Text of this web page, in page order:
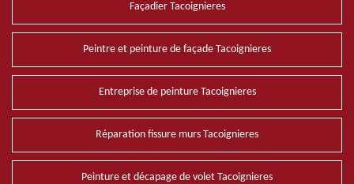
Façadier Tacoignieres
Peintre et peinture de façade Tacoignieres
Entreprise de peinture Tacoignieres
Réparation fissure murs Tacoignieres
Peinture et décapage de volet Tacoignieres